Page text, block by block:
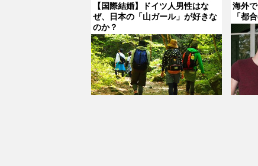
【国際結婚】ドイツ人男性はな
ぜ、日本の「山ガール」が好きな
のか？
海外
「都